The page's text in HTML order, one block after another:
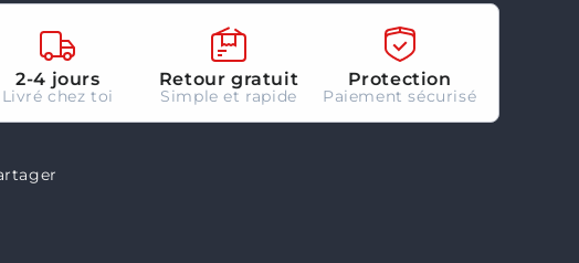
Aetherdrift
2-4 jours
Livré chez toi
Retour gratuit
Simple et rapide
Protection
Paiement sécurisé